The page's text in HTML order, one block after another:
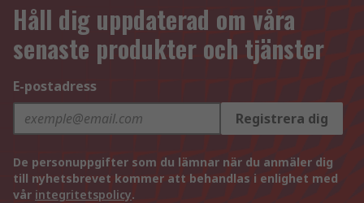
Håll dig uppdaterad om våra
senaste produkter och tjänster
E-postadress
Registrera dig
De personuppgifter som du lämnar när du anmäler dig
till nyhetsbrevet kommer att behandlas i enlighet med
vår integritetspolicy.